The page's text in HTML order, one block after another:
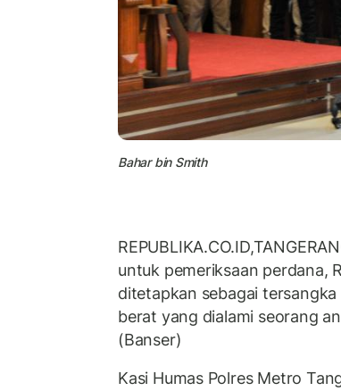
Bahar bin Smith
untuk pemeriksaan perdana,
ditetapkan sebagai
berat yang dialami seorang
(Banser)
Kasi Humas Polres Metro